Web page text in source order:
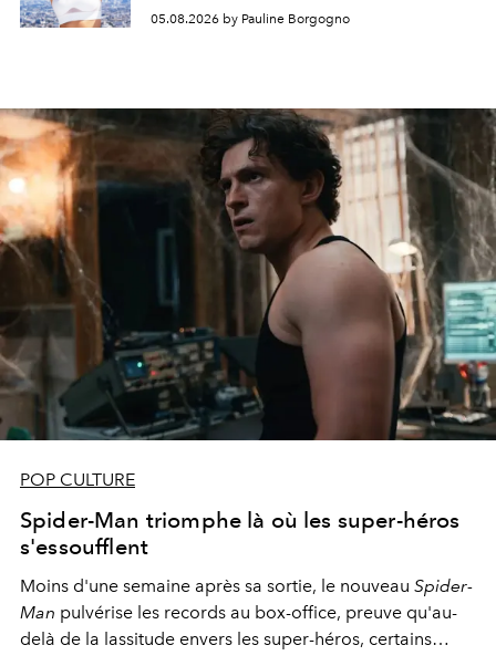
05.08.2026 by Pauline Borgogno
POP CULTURE
Spider-Man triomphe là où les super-héros
s'essoufflent
Moins d'une semaine après sa sortie, le nouveau Spider-
Man pulvérise les records au box-office, preuve qu'au-
delà de la lassitude envers les super-héros, certains